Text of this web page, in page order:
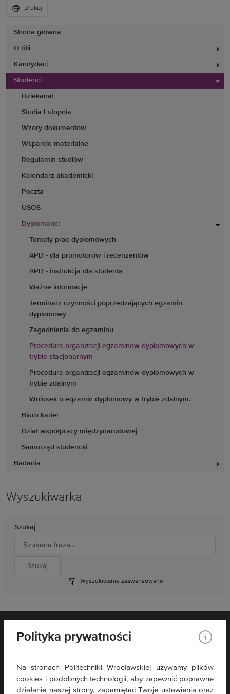
Strona główna
O filii
Kandydaci
Studenci
Dziekanat
Studia I stopnia
Wzory dokumentów
Wsparcie materialne
Regulamin studiów
Kalendarz akademicki
Poczta
USOS
Dyplomanci
Tematy prac dyplomowych
APD - dla promotorów i recenzentów
APD - instrukcja dla studenta
Ważne informacje
Terminarz czynności poprzedzających egzamin
dyplomowy
Zagadnienia do egzaminu
Procedura organizacji egzaminów dyplomowych w
trybie stacjonarnym
Procedura organizacji egzaminów dyplomowych w
trybie zdalnym
Wniosek o egzamin dyplomowy w trybie zdalnym.
Biuro karier
Dział współpracy międzynarodowej
Samorząd studencki
Badania
Wyszukiwarka
Szukaj
Wyszukiwanie zaawansowane
Drukuj
Filia w Wałbrzychu
ul. Armii Krajowej 78
Polityka prywatności
Na stronach Politechniki Wrocławskiej używamy plików
cookies i podobnych technologii, aby zapewnić poprawne
działanie naszej strony, zapamiętać Twoje ustawienia oraz